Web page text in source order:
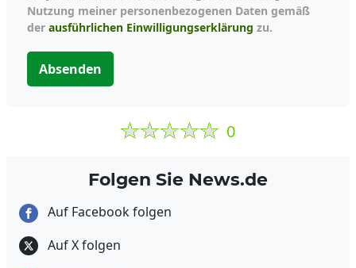
Nutzung meiner personenbezogenen Daten gemäß
der ausführlichen Einwilligungserklärung zu.
Absenden
0
Folgen Sie News.de
Auf Facebook folgen
Auf X folgen